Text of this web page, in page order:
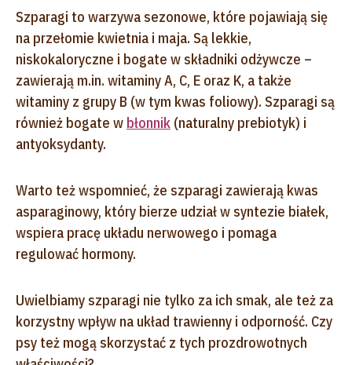
Szparagi to warzywa sezonowe, które pojawiają się
na przełomie kwietnia i maja. Są lekkie,
niskokaloryczne i bogate w składniki odżywcze –
zawierają m.in. witaminy A, C, E oraz K, a także
witaminy z grupy B (w tym kwas foliowy). Szparagi są
również bogate w błonnik (naturalny prebiotyk) i
antyoksydanty.
Warto też wspomnieć, że szparagi zawierają kwas
asparaginowy, który bierze udział w syntezie białek,
wspiera pracę układu nerwowego i pomaga
regulować hormony.
Uwielbiamy szparagi nie tylko za ich smak, ale też za
korzystny wpływ na układ trawienny i odporność. Czy
psy też mogą skorzystać z tych prozdrowotnych